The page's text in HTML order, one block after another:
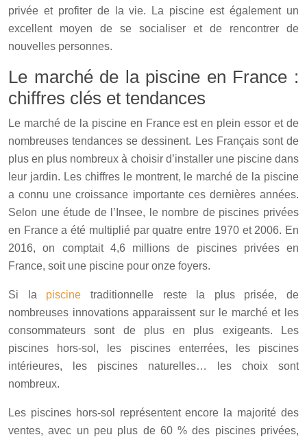
privée et profiter de la vie. La piscine est également un
excellent moyen de se socialiser et de rencontrer de
nouvelles personnes.
Le marché de la piscine en France :
chiffres clés et tendances
Le marché de la piscine en France est en plein essor et de
nombreuses tendances se dessinent. Les Français sont de
plus en plus nombreux à choisir d’installer une piscine dans
leur jardin. Les chiffres le montrent, le marché de la piscine
a connu une croissance importante ces dernières années.
Selon une étude de l’Insee, le nombre de piscines privées
en France a été multiplié par quatre entre 1970 et 2006. En
2016, on comptait 4,6 millions de piscines privées en
France, soit une piscine pour onze foyers.
Si la piscine traditionnelle reste la plus prisée, de
nombreuses innovations apparaissent sur le marché et les
consommateurs sont de plus en plus exigeants. Les
piscines hors-sol, les piscines enterrées, les piscines
intérieures, les piscines naturelles… les choix sont
nombreux.
Les piscines hors-sol représentent encore la majorité des
ventes, avec un peu plus de 60 % des piscines privées,